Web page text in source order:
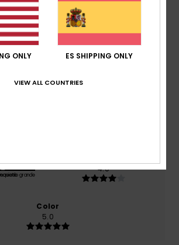
reseñas verificadasdesde julio 2026
nuestros clientes recomiendan este
producto
grande
4.0
Color
5.0
ONLY ES SHIPPING ONLY
VIEW ALL COUNTRIES